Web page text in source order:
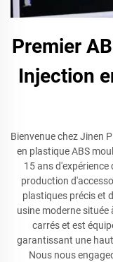
Premier
Injection
Bienvenue chez Jinen
en plastique ABS
15 ans d'expérience
production
plastiques précis et
usine moderne située
carrés et est
garantissant une
Nous nous